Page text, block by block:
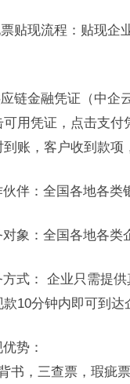
贴现流程：贴现企
链金融凭证（中企
可用凭证，点击支
到账，客户收到款项
伴：全国各地各类
对象：全国各地各类
方式： 企业只需提
款10分钟内即可到达
势：
书，三查票，瑕疵